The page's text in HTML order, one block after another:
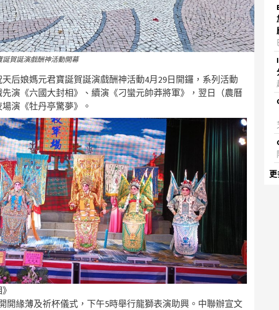
賀誕演戲酬神活動開幕
后娘媽元君寶誕賀誕演戲酬神活動4月29日開鑼，系列活動
演《六國大封相》、續演《刁蠻元帥莽將軍》，翌日（農曆
演《牡丹亭驚夢》。
開緣薄及祈杯儀式，下午5時舉行龍獅表演助興。中聯辦宣文